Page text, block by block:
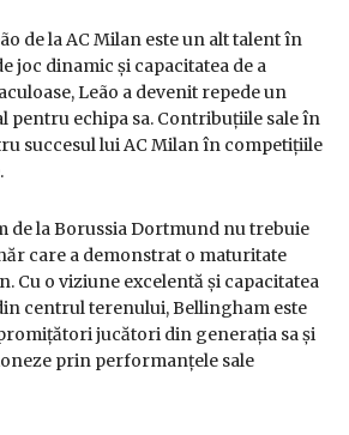
de la AC Milan este un alt talent în
joc dinamic și capacitatea de a
Leão a devenit repede un
pentru echipa sa. Contribuțiile sale în
succesul lui AC Milan în competițiile
de la Borussia Dortmund nu trebuie
care a demonstrat o maturitate
Cu o viziune excelentă și capacitatea
centrul terenului, Bellingham este
jucători din generația sa și
prin performanțele sale